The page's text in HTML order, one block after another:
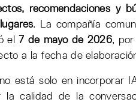
recomendaciones y
. La compañía
el
7 de mayo de 2026,
a la fecha de
está solo en incorporar
la calidad de la